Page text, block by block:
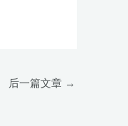
后一篇文章 →